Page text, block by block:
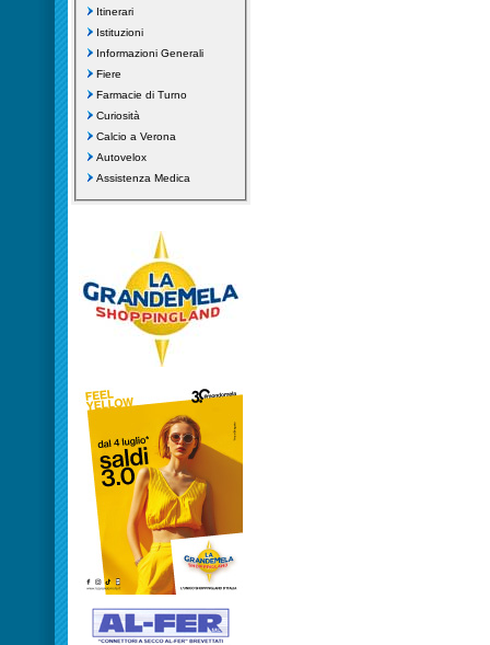
Itinerari
Istituzioni
Informazioni Generali
Fiere
Farmacie di Turno
Curiosità
Calcio a Verona
Autovelox
Assistenza Medica